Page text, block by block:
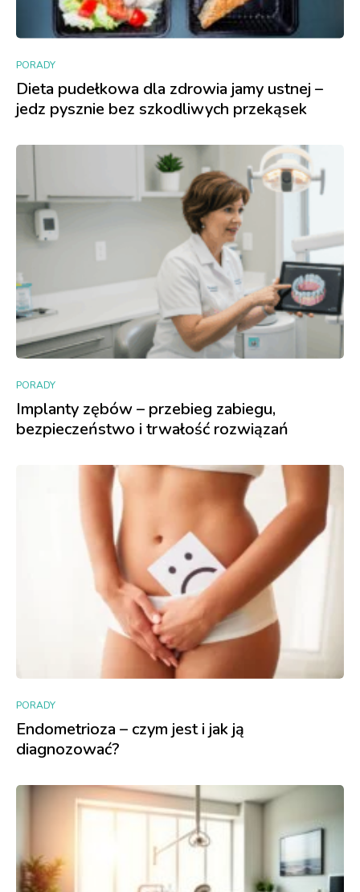
PORADY
Dieta pudełkowa dla zdrowia jamy ustnej –
jedz pysznie bez szkodliwych przekąsek
PORADY
Implanty zębów – przebieg zabiegu,
bezpieczeństwo i trwałość rozwiązań
PORADY
Endometrioza – czym jest i jak ją
diagnozować?